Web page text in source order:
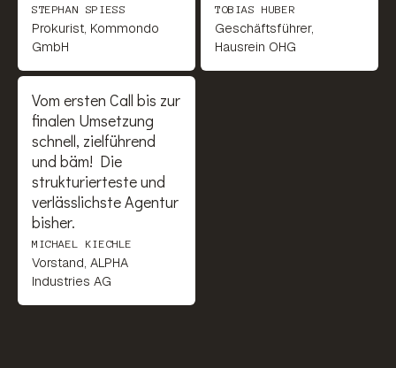
STEPHAN SPIESS
Prokurist, Kommondo
GmbH
TOBIAS HUBER
Geschäftsführer,
Hausrein OHG
Vom ersten Call bis zur
finalen Umsetzung
schnell, zielführend
und bäm! Die
strukturierteste und
verlässlichste Agentur
bisher.
MICHAEL KIECHLE
Vorstand, ALPHA
Industries AG